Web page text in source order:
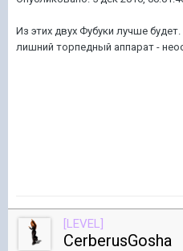
Из этих двух Фубуки лучше
лишний торпедный аппарат -
[LEVEL]
CerberusGosha